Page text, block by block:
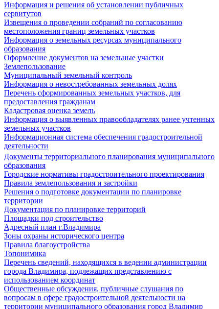
Информация и решения об установлении публичных
сервитутов
Извещения о проведении собраний по согласованию
местоположения границ земельных участков
Информация о земельных ресурсах муниципального
образования
Оформление документов на земельные участки
Землепользование
Муниципальный земельный контроль
Информация о невостребованных земельных долях
Перечень сформированных земельных участков, для
предоставления гражданам
Кадастровая оценка земель
Информация о выявленных правообладателях ранее учтенных
земельных участков
Информационная система обеспечения градостроительной
деятельности
Документы территориального планирования муниципального
образования
Городские нормативы градостроительного проектирования
Правила землепользования и застройки
Решения о подготовке документации по планировке
территории
Документация по планировке территорий
Площадки под строительство
Адресный план г.Владимира
Зоны охраны исторического центра
Правила благоустройства
Топонимика
Перечень сведений, находящихся в ведении администрации
города Владимира, подлежащих представлению с
использованием координат
Общественные обсуждения, публичные слушания по
вопросам в сфере градостроительной деятельности на
территории муниципального образования город Владимир